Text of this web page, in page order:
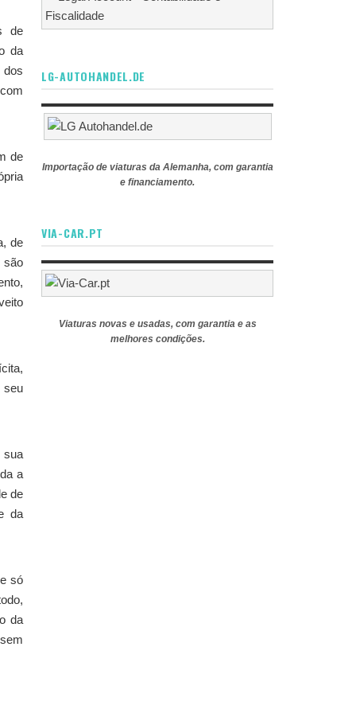
de
da
dos
de
de
são
seu
sua
a
de
da
só
da
LG-AUTOHANDEL.DE
Importação de viaturas da Alemanha, com garantia
e financiamento.
VIA-CAR.PT
Viaturas novas e usadas, com garantia e as
melhores condições.